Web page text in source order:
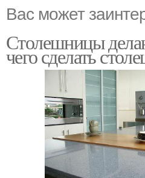
Вас может
Столешницы
чего сделать